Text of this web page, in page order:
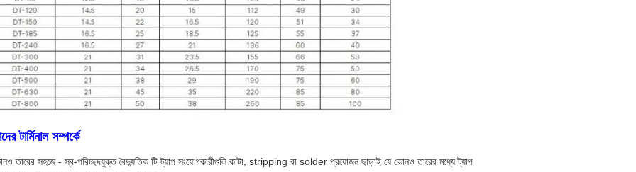
টার্মিনাল সম্পর্কে
তারের সহজে - স্ব-পরিচ্ছদযুক্ত বৈদ্যুতিক টি ট্যাপ সংযোগকারীগুলি কাটা, stripping বা solder প্রয়োজন ছাড়াই যে কোনও তারের মধ্যে ট্যাপ